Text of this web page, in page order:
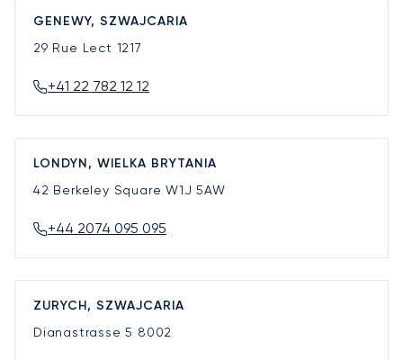
GENEWY, SZWAJCARIA
29 Rue Lect 1217
+41 22 782 12 12
LONDYN, WIELKA BRYTANIA
42 Berkeley SquareW1J 5AW
+44 2074 095 095
ZURYCH, SZWAJCARIA
Dianastrasse 5 8002